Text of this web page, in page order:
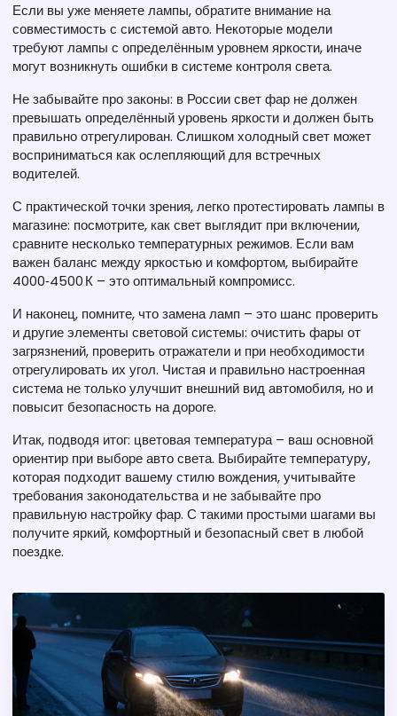
Если вы уже меняете лампы, обратите внимание на
совместимость с системой авто. Некоторые модели
требуют лампы с определённым уровнем яркости, иначе
могут возникнуть ошибки в системе контроля света.
Не забывайте про законы: в России свет фар не должен
превышать определённый уровень яркости и должен быть
правильно отрегулирован. Слишком холодный свет может
восприниматься как ослепляющий для встречных
водителей.
С практической точки зрения, легко протестировать лампы в
магазине: посмотрите, как свет выглядит при включении,
сравните несколько температурных режимов. Если вам
важен баланс между яркостью и комфортом, выбирайте
4000‑4500 К – это оптимальный компромисс.
И наконец, помните, что замена ламп – это шанс проверить
и другие элементы световой системы: очистить фары от
загрязнений, проверить отражатели и при необходимости
отрегулировать их угол. Чистая и правильно настроенная
система не только улучшит внешний вид автомобиля, но и
повысит безопасность на дороге.
Итак, подводя итог: цветовая температура – ваш основной
ориентир при выборе авто света. Выбирайте температуру,
которая подходит вашему стилю вождения, учитывайте
требования законодательства и не забывайте про
правильную настройку фар. С такими простыми шагами вы
получите яркий, комфортный и безопасный свет в любой
поездке.